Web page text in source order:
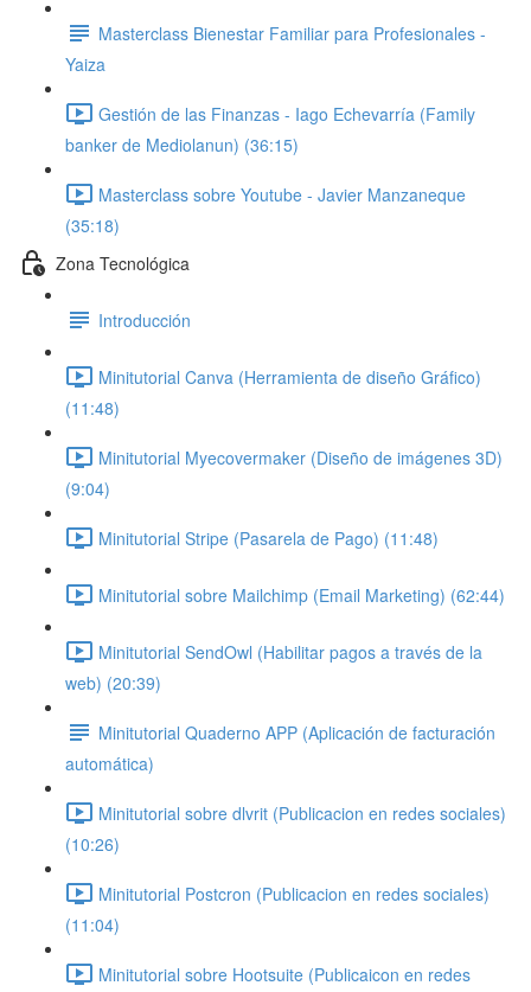
Masterclass Bienestar Familiar para Profesionales -
Yaiza
Gestión de las Finanzas - Iago Echevarría (Family
banker de Mediolanun) (36:15)
Masterclass sobre Youtube - Javier Manzaneque
(35:18)
Zona Tecnológica
Introducción
Minitutorial Canva (Herramienta de diseño Gráfico)
(11:48)
Minitutorial Myecovermaker (Diseño de imágenes 3D)
(9:04)
Minitutorial Stripe (Pasarela de Pago) (11:48)
Minitutorial sobre Mailchimp (Email Marketing) (62:44)
Minitutorial SendOwl (Habilitar pagos a través de la
web) (20:39)
Minitutorial Quaderno APP (Aplicación de facturación
automática)
Minitutorial sobre dlvrit (Publicacion en redes sociales)
(10:26)
Minitutorial Postcron (Publicacion en redes sociales)
(11:04)
Minitutorial sobre Hootsuite (Publicaicon en redes